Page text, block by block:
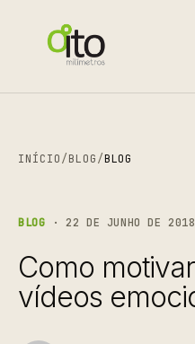
INÍCIO/BLOG/BLOG
BLOG · 22 DE JUNHO DE
Como
vídeos